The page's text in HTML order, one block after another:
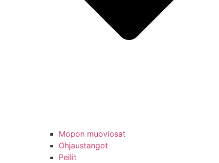
Mopon muoviosat
Ohjaustangot
Peilit